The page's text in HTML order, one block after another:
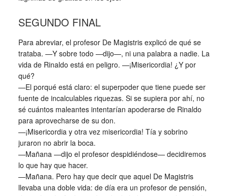
SEGUNDO FINAL
Para abreviar, el profesor De Magistris explicó de qué se
trataba. —Y sobre todo —dijo—, ni una palabra a nadie. La
vida de Rinaldo está en peligro. —¡Misericordia! ¿Y por
qué?
—El porqué está claro: el superpoder que tiene puede ser
fuente de incalculables riquezas. Si se supiera por ahí, no
sé cuántos maleantes intentarían apoderarse de Rinaldo
para aprovecharse de su don.
—¡Misericordia y otra vez misericordia! Tía y sobrino
juraron no abrir la boca.
—Mañana —dijo el profesor despidiéndose— decidiremos
lo que hay que hacer.
—Mañana. Pero hay que decir que aquel De Magistris
llevaba una doble vida: de día era un profesor de pensión,